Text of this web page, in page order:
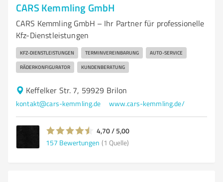
CARS Kemmling GmbH
CARS Kemmling GmbH – Ihr Partner für professionelle
Kfz-Dienstleistungen
KFZ-DIENSTLEISTUNGEN TERMINVEREINBARUNG AUTO-SERVICE
RÄDERKONFIGURATOR KUNDENBERATUNG
Keffelker Str. 7, 59929 Brilon
kontakt@cars-kemmling.de www.cars-kemmling.de/
4,70 / 5,00
157 Bewertungen (1 Quelle)